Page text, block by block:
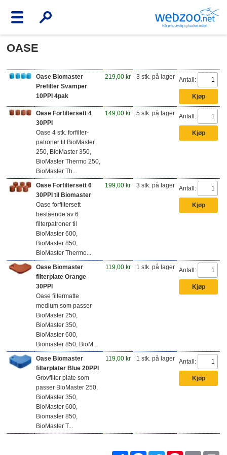
OASE
Oase Biomaster
Prefilter Svamper
10PPI 4pak
219,00 kr 3 stk. på lager Antall:
Oase Forfiltersett 4
30PPI
Oase 4 stk. forfilter-
patroner til BioMaster
250, BioMaster 350,
BioMaster Thermo 250,
BioMaster Th...
149,00 kr 5 stk. på lager Antall:
Oase Forfiltersett 6
30PPI til Biomaster
Oase forfiltersett
bestående av 6
filterpatroner til
BioMaster 600,
BioMaster 850,
BioMaster Thermo...
199,00 kr 3 stk. på lager Antall:
Oase Biomaster
filterplate Orange
30PPI
Oase filtermatte
medium som passer
BioMaster 250,
BioMaster 350,
BioMaster 600,
Biomaster 850, BioM...
119,00 kr 1 stk. på lager Antall:
Oase Biomaster
filterplater Blue 20PPI
Grovfilter plate som
passer BioMaster 250,
BioMaster 350,
BioMaster 600,
Biomaster 850,
BioMaster T...
119,00 kr 1 stk. på lager Antall: